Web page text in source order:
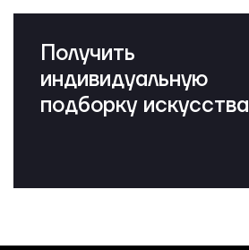
Получить
индивидуальную
подборку искусства